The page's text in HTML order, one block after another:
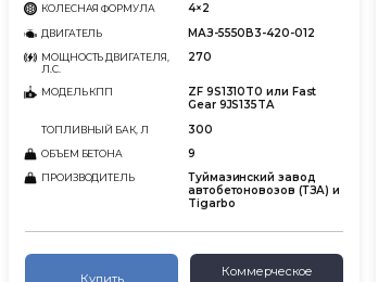
КОЛЕСНАЯ ФОРМУЛА 4×2
ДВИГАТЕЛЬ МАЗ-5550В3-420-012
МОЩНОСТЬ ДВИГАТЕЛЯ,
Л.С.
270
МОДЕЛЬ КПП
ZF 9S1310T0 или Fast
Gear 9JS135TA
ТОПЛИВНЫЙ БАК, Л 300
ОБЪЕМ БЕТОНА 9
ПРОИЗВОДИТЕЛЬ
Туймазинский завод
автобетоновозов (ТЗА) и
Tigarbo
Купить
Коммерческое